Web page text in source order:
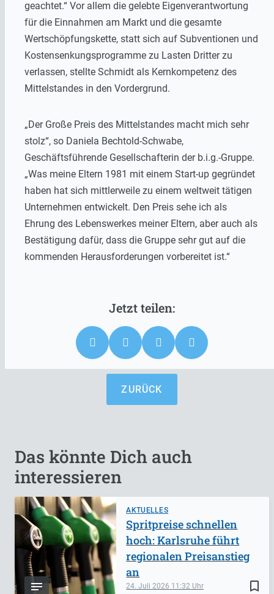
geachtet.“ Vor allem die gelebte Eigenverantwortung
für die Einnahmen am Markt und die gesamte
Wertschöpfungskette, statt sich auf Subventionen und
Kostensenkungsprogramme zu Lasten Dritter zu
verlassen, stellte Schmidt als Kernkompetenz des
Mittelstandes in den Vordergrund.
„Der Große Preis des Mittelstandes macht mich sehr
stolz“, so Daniela Bechtold-Schwabe,
Geschäftsführende Gesellschafterin der b.i.g.-Gruppe.
„Was meine Eltern 1981 mit einem Start-up gegründet
haben hat sich mittlerweile zu einem weltweit tätigen
Unternehmen entwickelt. Den Preis sehe ich als
Ehrung des Lebenswerkes meiner Eltern, aber auch als
Bestätigung dafür, dass die Gruppe sehr gut auf die
kommenden Herausforderungen vorbereitet ist.“
ZURÜCK
Das könnte Dich auch
interessieren
AKTUELLES
bookmark_border
24. Juli 2026 11:32
Spritpreise schnellen
hoch: Karlsruhe führt
regionalen Preisanstieg
an